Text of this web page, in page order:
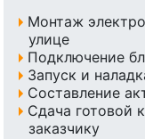
Монтаж
улице
Подключение
Запуск и
Составление
Сдача готовой
заказчику